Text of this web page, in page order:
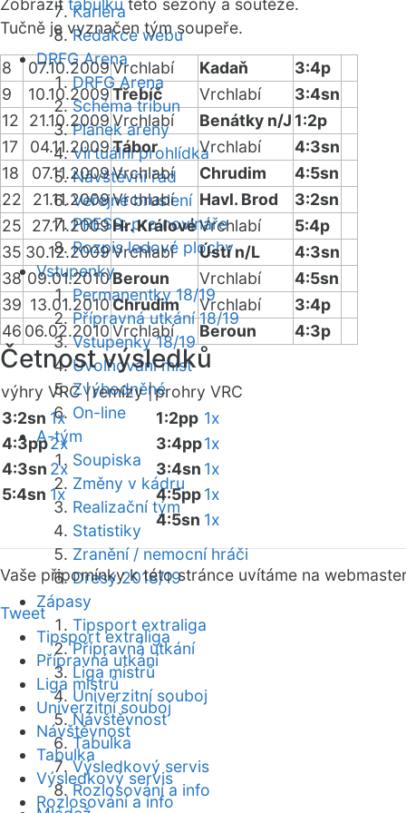
Kariéra
Redakce webu
DRFG Arena
DRFG Arena
Schéma tribun
Plánek areny
Virtuální prohlídka
Návštěvní řád
Veřejné bruslení
PRESS: pro novináře
Rozpis ledové plochy
Vstupenky
Permanentky 18/19
Přípravná utkání 18/19
Vstupenky 18/19
Uvolňování míst
Zvýhodněné
On-line
A-tým
Soupiska
Změny v kádru
Realizační tým
Statistiky
Zranění / nemocní hráči
Dresy 2018/19
Zápasy
Tipsport extraliga
Přípravná utkání
Liga mistrů
Univerzitní souboj
Návštěvnost
Tabulka
Výsledkový servis
Rozlosování a info
Zobrazit tabulku této sezóny a soutěže.
Tučně je vyznačen tým soupeře.
8 07.10.2009Vrchlabí Kadaň
3:4p
9
10.10.2009Třebíč Vrchlabí
3:4sn
12
21.10.2009Vrchlabí Benátky n/J 1:2p
17
04.11.2009Tábor Vrchlabí
4:3sn
18
07.11.2009Vrchlabí Chrudim
4:5sn
22
21.11.2009Vrchlabí Havl. Brod
3:2sn
25
27.11.2009Hr. KrálovéVrchlabí
5:4p
35 30.12.2009Vrchlabí Ústí n/L
4:3sn
38 09.01.2010Beroun Vrchlabí
4:5sn
39 13.01.2010Chrudim Vrchlabí
3:4p
46 06.02.2010Vrchlabí Beroun 4:3p
Četnost výsledků
výhry VRC |remízy |prohry VRC
3:2sn 1x
4:3pp2x
4:3sn 2x
5:4sn 1x
1:2pp 1x
3:4pp1x
3:4sn 1x
4:5pp1x
4:5sn 1x
Vaše připomínky k této stránce uvítáme na webmaster
Tweet
Tipsport extraliga
Přípravná utkání
Liga mistrů
Univerzitní souboj
Návštěvnost
Tabulka
Výsledkový servis
Rozlosování a info